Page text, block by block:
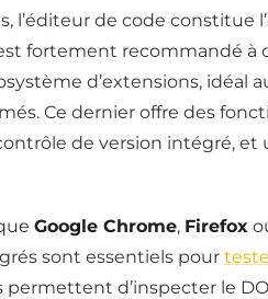
l’éditeur de code constitue
fortement recommandé à
d’extensions, idéal
Ce dernier offre des
de version intégré,
Google Chrome, Firefox
sont essentiels pour
d’inspecter le